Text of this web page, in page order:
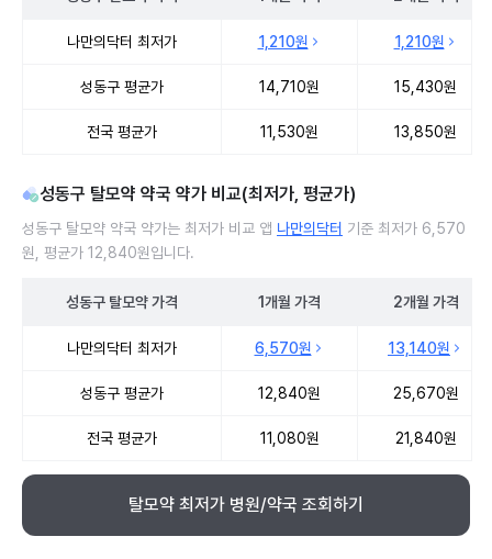
나만의닥터 최저가 1,210원 1,210원
성동구 평균가 14,710원 15,430원
전국 평균가 11,530원 13,850원
성동구 탈모약 약국 약가 비교(최저가, 평균가)
성동구 탈모약 약국 약가는 최저가 비교 앱 나만의닥터 기준 최저가 6,570
원, 평균가 12,840원입니다.
성동구 탈모약가격 1개월 가격 2개월 가격
나만의닥터 최저가 6,570원 13,140원
성동구 평균가 12,840원 25,670원
전국 평균가 11,080원 21,840원
탈모약 최저가 병원/약국 조회하기